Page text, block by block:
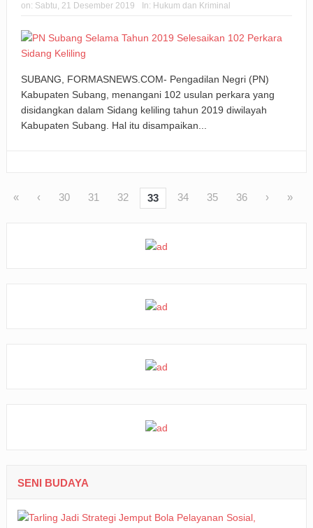
on: Sabtu, 21 Desember 2019 In: Hukum dan Kriminal
SUBANG, FORMASNEWS.COM- Pengadilan Negri (PN)
Kabupaten Subang, menangani 102 usulan perkara yang
disidangkan dalam Sidang keliling tahun 2019 diwilayah
Kabupaten Subang. Hal itu disampaikan...
« ‹ 30 31 32 33 34 35 36 › »
SENI BUDAYA